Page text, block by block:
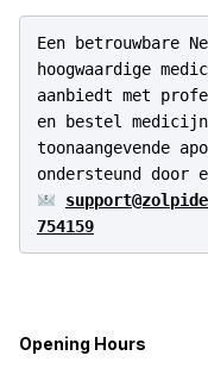
Een betrouwbare
hoogwaardige
aanbiedt met
en bestel
toonaangevende
754159
Opening Hours